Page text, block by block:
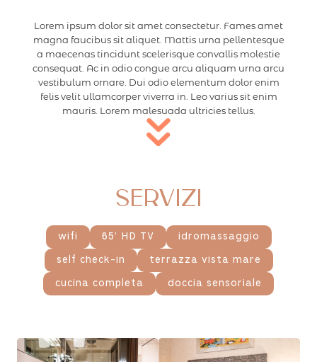
Lorem ipsum dolor sit amet consectetur. Fames amet
magna faucibus sit aliquet. Mattis urna pellentesque
a maecenas tincidunt scelerisque convallis molestie
consequat. Ac in odio congue arcu aliquam urna arcu
vestibulum ornare. Dui odio elementum dolor enim
felis velit ullamcorper viverra in. Leo varius sit enim
mauris. Lorem malesuada ultricies tellus.
Servizi
wifi 65’ HD TV idromassaggio
self check-in terrazza vista mare
cucina completa doccia sensoriale